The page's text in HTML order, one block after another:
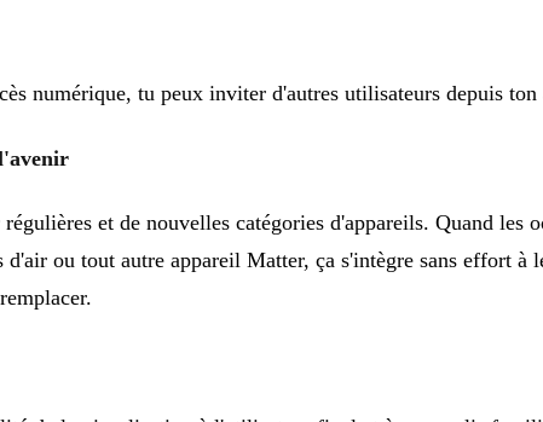
numérique, tu peux inviter d'autres utilisateurs depuis
et de nouvelles catégories d'appareils. Quand les
ou tout autre appareil Matter, ça s'intègre sans effort